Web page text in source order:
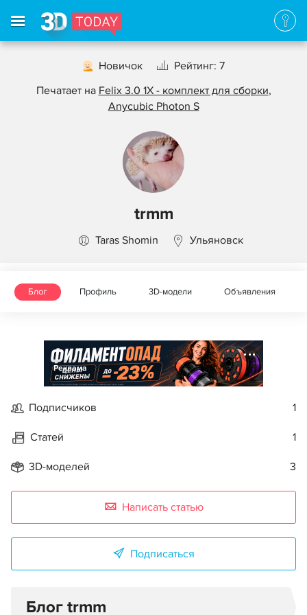
Новичок
Рейтинг: 7
Печатает на Felix 3.0 1X - комплект для сборки,
Anycubic Photon S
trmm
Taras Shomin Ульяновск
Блог Профиль 3D-модели Объявления
Реклама
Подписчиков 1
Статей 1
3D-моделей 3
Написать статью
Подписаться
Блог trmm